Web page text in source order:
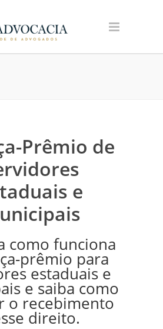
Prêmio de
e
como funciona
prêmio para
estaduais e
e saiba como
o recebimento
direito.